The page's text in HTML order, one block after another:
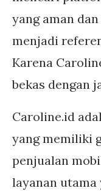
yang aman
menjadi
Karena
bekas dengan
Caroline.id
yang memiliki
penjualan
layanan